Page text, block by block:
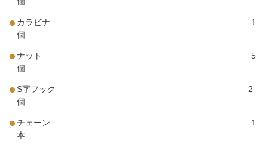
カラビナ 1
個
ナット 5
個
S字フック 2
個
チェーン 1
本